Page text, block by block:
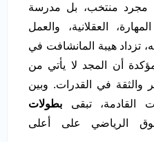
من مجرد منتخب، بل مدرسة
العقلانية، والعمل
تزداد هيبة المانشافت في
أن المجد لا يأتي من
والثقة في القدرات. وبين
القادمة، تبقى بطولات
الرياضي على أعلى